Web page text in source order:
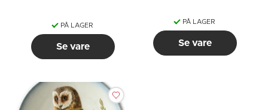
PÅ LAGER
Se vare
PÅ LAGER
Se vare